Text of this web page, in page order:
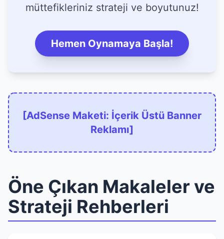
müttefikleriniz strateji ve boyutunuz!
Hemen Oynamaya Başla!
[AdSense Maketi: İçerik Üstü Banner
Reklamı]
Öne Çıkan Makaleler ve
Strateji Rehberleri